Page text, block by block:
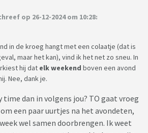
de klok te kijken of hij al weg kan. Ik
hij hier niet wilt zijn en raak
er al geen zin meer aan dat hij hier
over de weekenden, door de weeks
de weekenden op te zien, omdat ik
Ik vind het echt niet leuk meer en
om moet gaan. Zo af en toe vind ik
op 26-12-2024 om 10:28:
in de kroeg hangt met een colaatje (dat is
maar het kan), vind ik het net zo sneu. In
hij dat elk weekend boven een avond
Nee, dank je.
dan in volgens jou? TO gaat vroeg
een paar uurtjes na het avondeten,
wel samen doorbrengen. Ik weet